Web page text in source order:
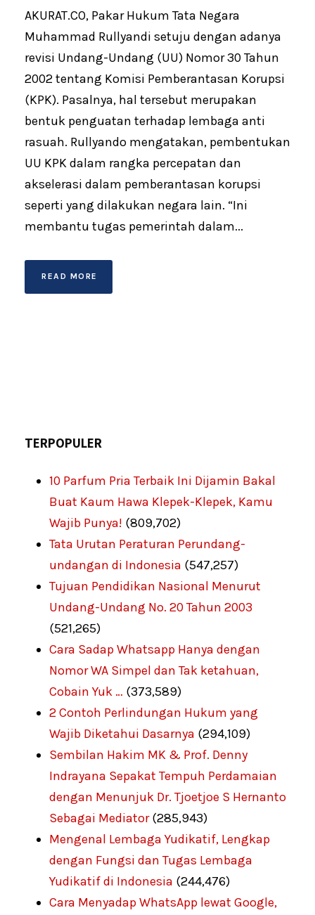
AKURAT.CO, Pakar Hukum Tata Negara
Muhammad Rullyandi setuju dengan adanya
revisi Undang-Undang (UU) Nomor 30 Tahun
2002 tentang Komisi Pemberantasan Korupsi
(KPK). Pasalnya, hal tersebut merupakan
bentuk penguatan terhadap lembaga anti
rasuah. Rullyando mengatakan, pembentukan
UU KPK dalam rangka percepatan dan
akselerasi dalam pemberantasan korupsi
seperti yang dilakukan negara lain. “Ini
membantu tugas pemerintah dalam...
READ MORE
TERPOPULER
10 Parfum Pria Terbaik Ini Dijamin Bakal
Buat Kaum Hawa Klepek-Klepek, Kamu
Wajib Punya! (809,702)
Tata Urutan Peraturan Perundang-
undangan di Indonesia (547,257)
Tujuan Pendidikan Nasional Menurut
Undang-Undang No. 20 Tahun 2003
(521,265)
Cara Sadap Whatsapp Hanya dengan
Nomor WA Simpel dan Tak ketahuan,
Cobain Yuk … (373,589)
2 Contoh Perlindungan Hukum yang
Wajib Diketahui Dasarnya (294,109)
Sembilan Hakim MK & Prof. Denny
Indrayana Sepakat Tempuh Perdamaian
dengan Menunjuk Dr. Tjoetjoe S Hernanto
Sebagai Mediator (285,943)
Mengenal Lembaga Yudikatif, Lengkap
dengan Fungsi dan Tugas Lembaga
Yudikatif di Indonesia (244,476)
Cara Menyadap WhatsApp lewat Google,